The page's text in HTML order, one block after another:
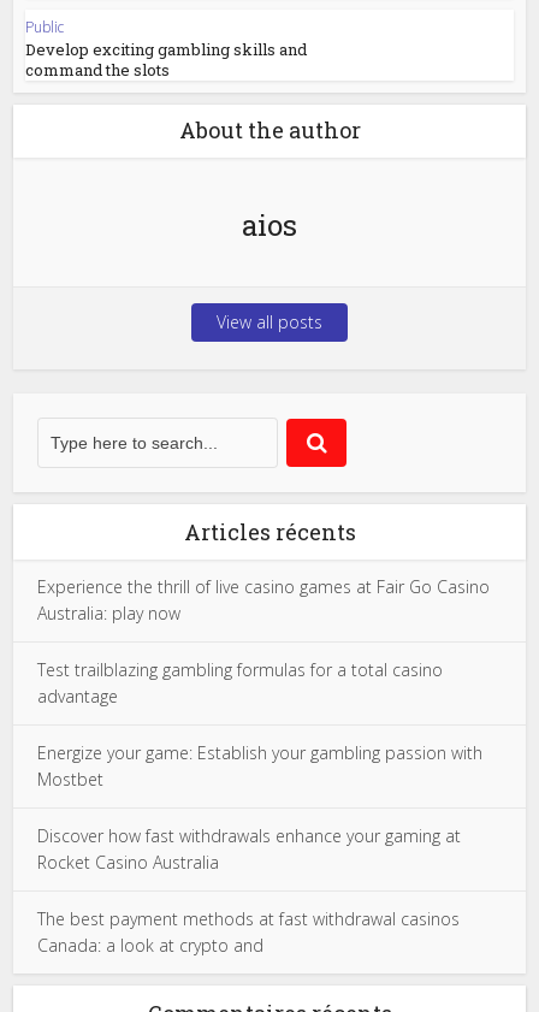
Public
Develop exciting gambling skills and
command the slots
About the author
aios
View all posts
Articles récents
Experience the thrill of live casino games at Fair Go Casino
Australia: play now
Test trailblazing gambling formulas for a total casino
advantage
Energize your game: Establish your gambling passion with
Mostbet
Discover how fast withdrawals enhance your gaming at
Rocket Casino Australia
The best payment methods at fast withdrawal casinos
Canada: a look at crypto and